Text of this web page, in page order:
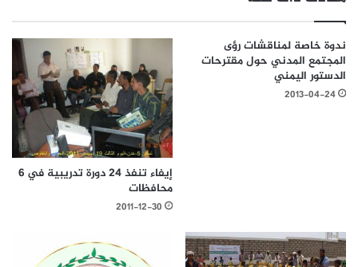
ندوة خاصة لمناقشات رؤى
المجتمع المدني حول مقترحات
الدستور اليمني
2013-04-24
إيفاء تنفذ 24 دورة تدريبية في 6
محافظات
2011-12-30